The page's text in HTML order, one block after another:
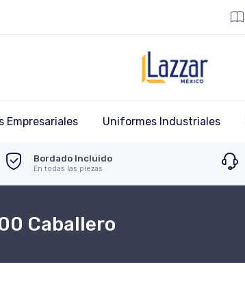
Empresariales Uniformes Industriales
Bordado Incluido
En todas las piezas
Caballero